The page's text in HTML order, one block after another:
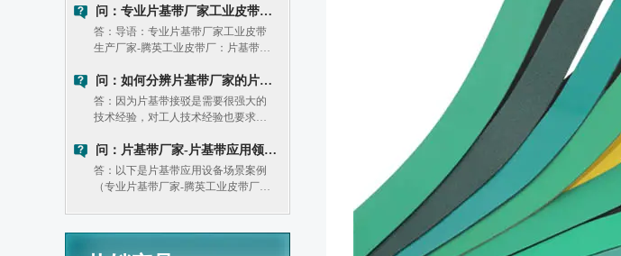
问：专业片基带厂家工业皮带生产厂家：片基带和同步带优缺点对比
答：导语：专业片基带厂家工业皮带
生产厂家-腾英工业皮带厂：片基带和
传动效率略低。平皮带片基带的负载
能力相对较弱。（二）同步带：优
势：1. 传动精度高：能保证准确的同
问：如何分辨片基带厂家的片基带质量好坏？
答：因为片基带接驳是需要很强大的
技术经验，对工人技术经验也要求较
技术累积好，工人经验丰富。目前市
面上的片基带接驳设备还是很多的，
很多不同品牌不同型号。
问：片基带厂家-片基带应用领域及使用注意事项
答：以下是片基带应用设备场景案例
（专业片基带厂家-腾英工业皮带厂片
况进行定制，以确保其能够满足传动
和输送的要求。